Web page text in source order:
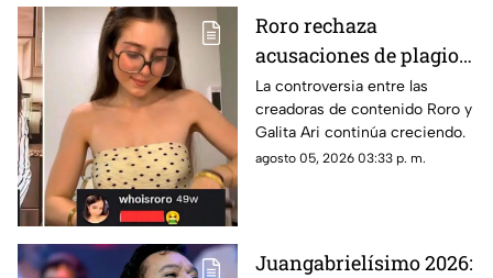
Roro rechaza
acusaciones de plagio
de Galita Ari; polémica
escala por presunto
hackeo | VIDEO
La controversia entre las
creadoras de contenido Roro y
Galita Ari continúa creciendo.
agosto 05, 2026 03:33 p. m.
Juangabrielísimo 2026: